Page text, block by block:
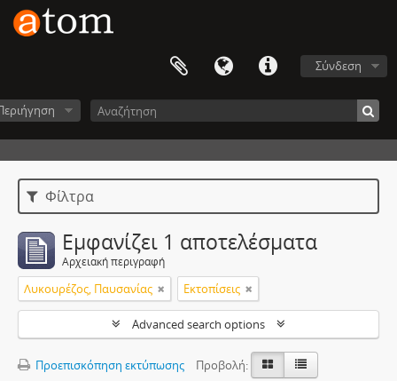
Σύνδεση
Φίλτρα
Εμφανίζει 1 αποτελέσματα
Αρχειακή περιγραφή
Λυκουρέζος, Παυσανίας Εκτοπίσεις
Advanced search options
Προεπισκόπηση εκτύπωσης
Προβολή: